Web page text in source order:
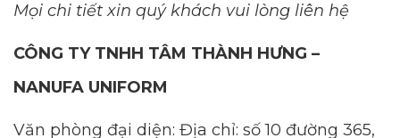
Mọi chi tiết xin quý khách vui lòng liên hệ
CÔNG TY TNHH TÂM THÀNH HƯNG –
NANUFA UNIFORM
Văn phòng đại diện: Địa chỉ: số 10 đường 365,